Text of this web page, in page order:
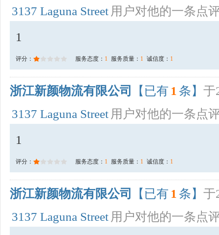
3137 Laguna Street 用户对他的一条点
1
评分： 服务态度： 1 服务质量： 1 诚信度： 1
浙江新颜物流有限公司 【已有 1 条】 于
3137 Laguna Street 用户对他的一条点
1
评分： 服务态度： 1 服务质量： 1 诚信度： 1
浙江新颜物流有限公司 【已有 1 条】 于
3137 Laguna Street 用户对他的一条点